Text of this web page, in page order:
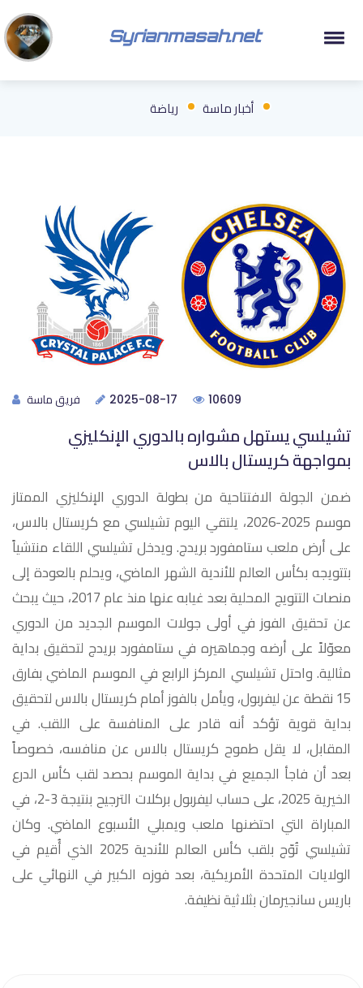
Syrianmasah.net
أخبار ماسة رياضة
فريق ماسة 2025-08-17 10609
تشيلسي يستهل مشواره بالدوري الإنكليزي
بمواجهة كريستال بالاس
ضمن الجولة الافتتاحية من بطولة الدوري الإنكليزي الممتاز
موسم 2025-2026، يلتقي اليوم تشيلسي مع كريستال بالاس،
على أرض ملعب ستامفورد بريدج. ويدخل تشيلسي اللقاء منتشياً
بتتويجه بكأس العالم للأندية الشهر الماضي، ويحلم بالعودة إلى
منصات التتويج المحلية بعد غيابه عنها منذ عام 2017، حيث يبحث
عن تحقيق الفوز في أولى جولات الموسم الجديد من الدوري
معوّلاً على أرضه وجماهيره في ستامفورد بريدج لتحقيق بداية
مثالية. واحتل تشيلسي المركز الرابع في الموسم الماضي بفارق
15 نقطة عن ليفربول، ويأمل بالفوز أمام كريستال بالاس لتحقيق
بداية قوية تؤكد أنه قادر على المنافسة على اللقب. في
المقابل، لا يقل طموح كريستال بالاس عن منافسه، خصوصاً
بعد أن فاجأ الجميع في بداية الموسم بحصد لقب كأس الدرع
الخيرية 2025، على حساب ليفربول بركلات الترجيح بنتيجة 3-2، في
المباراة التي احتضنها ملعب ويمبلي الأسبوع الماضي. وكان
تشيلسي تُوّج بلقب كأس العالم للأندية 2025 الذي أُقيم في
الولايات المتحدة الأمريكية، بعد فوزه الكبير في النهائي على
باريس سانجيرمان بثلاثية نظيفة.